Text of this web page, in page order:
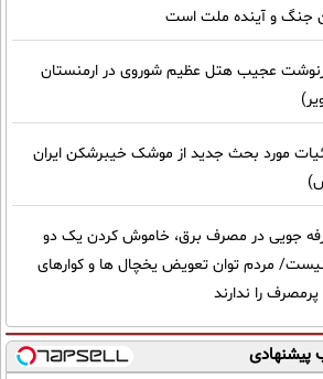
جنگ و آینده ملت است
عجیب هتل عظیم شوروی در ارمنستان
مورد بحث جدید از موشک خیبرشکن ایران
جویی در مصرف برق، خاموش کردن یک دو
مردم توان تعویض یخچال ها و کوارهای
را ندارند
پیشنهادی